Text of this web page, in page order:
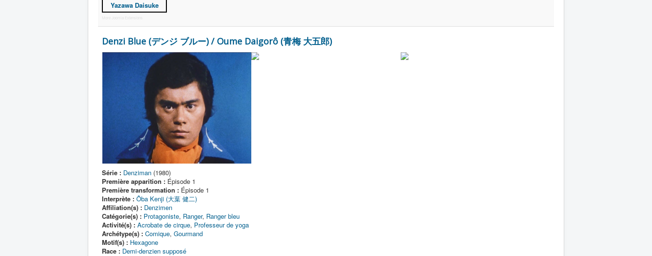
Yazawa Daisuke
More Joomla Extensions
Denzi Blue (デンジ ブルー) / Oume Daigorô (青梅 大五郎)
Série : Denziman (1980)
Première apparition : Épisode 1
Première transformation : Épisode 1
Interprète : Ôba Kenji (大葉 健二)
Affiliation(s) : Denzimen
Catégorie(s) : Protagoniste, Ranger, Ranger bleu
Activité(s) : Acrobate de cirque, Professeur de yoga
Archétype(s) : Comique, Gourmand
Motif(s) : Hexagone
Race : Demi-denzien supposé